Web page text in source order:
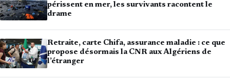
périssent en mer, les survivants racontent le
drame
Retraite, carte Chifa, assurance maladie : ce que
propose désormais la CNR aux Algériens de
l’étranger